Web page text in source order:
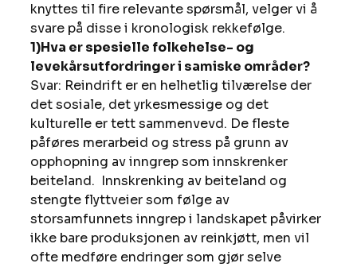
knyttes til fire relevante spørsmål, velger vi å
svare på disse i kronologisk rekkefølge.
1)Hva er spesielle folkehelse- og
levekårsutfordringer i samiske områder?
Svar: Reindrift er en helhetlig tilværelse der
det sosiale, det yrkesmessige og det
kulturelle er tett sammenvevd. De fleste
påføres merarbeid og stress på grunn av
opphopning av inngrep som innskrenker
beiteland.  Innskrenking av beiteland og
stengte flyttveier som følge av
storsamfunnets inngrep i landskapet påvirker
ikke bare produksjonen av reinkjøtt, men vil
ofte medføre endringer som gjør selve